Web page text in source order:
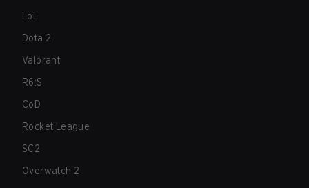
LoL
Dota 2
Valorant
R6:S
CoD
Rocket League
SC2
Overwatch 2